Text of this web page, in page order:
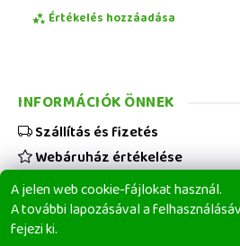
Értékelés hozzáadása
A jelen web cookie-fájlokat használ.
A további lapozásával a
fejezi ki.
INFORMÁCIÓK ÖNNEK
Szállítás és fizetés
Webáruház értékelése
Viszonteladóknak
Üzleti feltételek
Elérhetőségeink